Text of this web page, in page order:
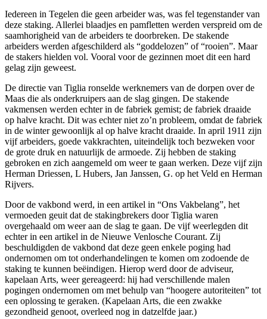
Iedereen in Tegelen die geen arbeider was, was fel tegenstander van
deze staking. Allerlei blaadjes en pamfletten werden verspreid om de
saamhorigheid van de arbeiders te doorbreken. De stakende
arbeiders werden afgeschilderd als “goddelozen” of “rooien”. Maar
de stakers hielden vol. Vooral voor de gezinnen moet dit een hard
gelag zijn geweest.
De directie van Tiglia ronselde werknemers van de dorpen over de
Maas die als onderkruipers aan de slag gingen. De stakende
vakmensen werden echter in de fabriek gemist; de fabriek draaide
op halve kracht. Dit was echter niet zo’n probleem, omdat de fabriek
in de winter gewoonlijk al op halve kracht draaide. In april 1911 zijn
vijf arbeiders, goede vakkrachten, uiteindelijk toch bezweken voor
de grote druk en natuurlijk de armoede. Zij hebben de staking
gebroken en zich aangemeld om weer te gaan werken. Deze vijf zijn
Herman Driessen, L Hubers, Jan Janssen, G. op het Veld en Herman
Rijvers.
Door de vakbond werd, in een artikel in “Ons Vakbelang”, het
vermoeden geuit dat de stakingbrekers door Tiglia waren
overgehaald om weer aan de slag te gaan. De vijf weerlegden dit
echter in een artikel in de Nieuwe Venlosche Courant. Zij
beschuldigden de vakbond dat deze geen enkele poging had
ondernomen om tot onderhandelingen te komen om zodoende de
staking te kunnen beëindigen. Hierop werd door de adviseur,
kapelaan Arts, weer gereageerd: hij had verschillende malen
pogingen ondernomen om met behulp van “hoogere autoriteiten” tot
een oplossing te geraken. (Kapelaan Arts, die een zwakke
gezondheid genoot, overleed nog in datzelfde jaar.)